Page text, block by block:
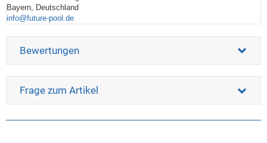
Bayern, Deutschland
info@future-pool.de
Bewertungen
Frage zum Artikel